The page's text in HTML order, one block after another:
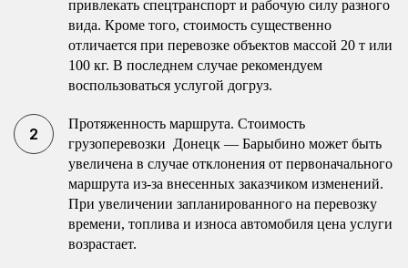
привлекать спецтранспорт и рабочую силу разного
вида. Кроме того, стоимость существенно
отличается при перевозке объектов массой 20 т или
100 кг. В последнем случае рекомендуем
воспользоваться услугой догруз.
Протяженность маршрута. Стоимость
грузоперевозки Донецк — Барыбино может быть
увеличена в случае отклонения от первоначального
маршрута из-за внесенных заказчиком изменений.
При увеличении запланированного на перевозку
времени, топлива и износа автомобиля цена услуги
возрастает.